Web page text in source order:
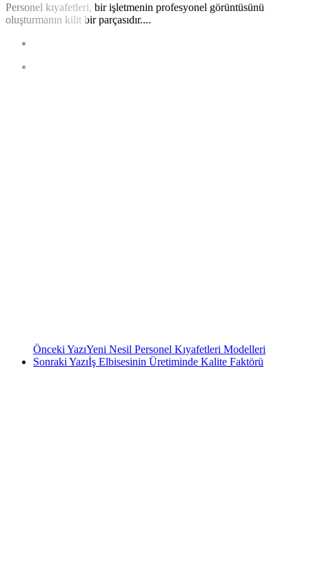
Personel kıyafetleri, bir işletmenin profesyonel görüntüsünü
oluşturmanın kilit bir parçasıdır....
Önceki YazıYeni Nesil Personel Kıyafetleri Modelleri
Sonraki Yazıİş Elbisesinin Üretiminde Kalite Faktörü